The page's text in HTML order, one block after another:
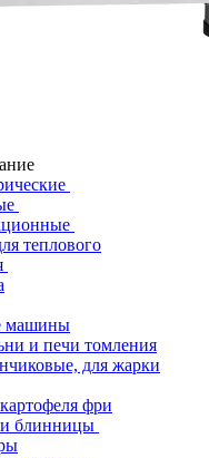
теплового
машины
и печи томления
для жарки
фри
блинницы